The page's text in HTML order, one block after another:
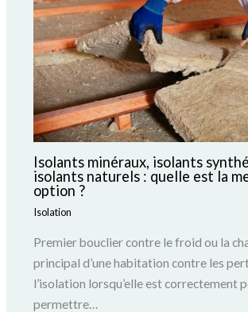
Isolants minéraux, isolants
isolants naturels : quelle est la
option ?
Isolation
Premier bouclier contre le froid ou la
principal d’une habitation contre les
l’isolation lorsqu’elle est correctement
permettre…